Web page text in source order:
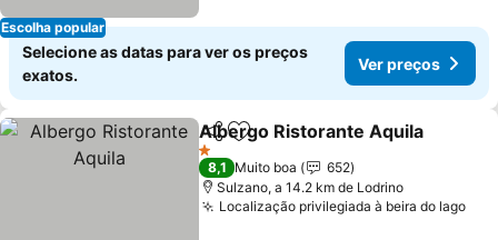
Escolha popular
Selecione as datas para ver os preços
exatos.
Ver preços
PartilharAdicionar aos favoritos
Albergo Ristorante Aquila
1 Estrelas
8,1 Muito boa
652
Sulzano, a 14.2 km de Lodrino
Localização privilegiada à beira do lago